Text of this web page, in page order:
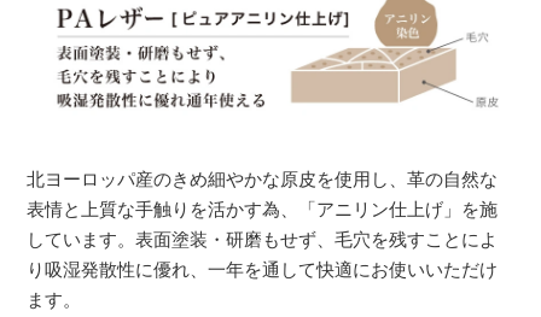
北ヨーロッパ産のきめ細やかな原皮を使用し、革の自然な
表情と上質な手触りを活かす為、「アニリン仕上げ」を施
しています。表面塗装・研磨もせず、毛穴を残すことによ
り吸湿発散性に優れ、一年を通して快適にお使いいただけ
ます。